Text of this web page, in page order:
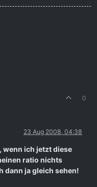
0
23 Aug 2008, 04:38
wenn ich jetzt diese
ratio nichts
dann ja gleich sehen!